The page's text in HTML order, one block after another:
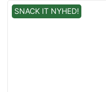
SNACK IT NYHED!